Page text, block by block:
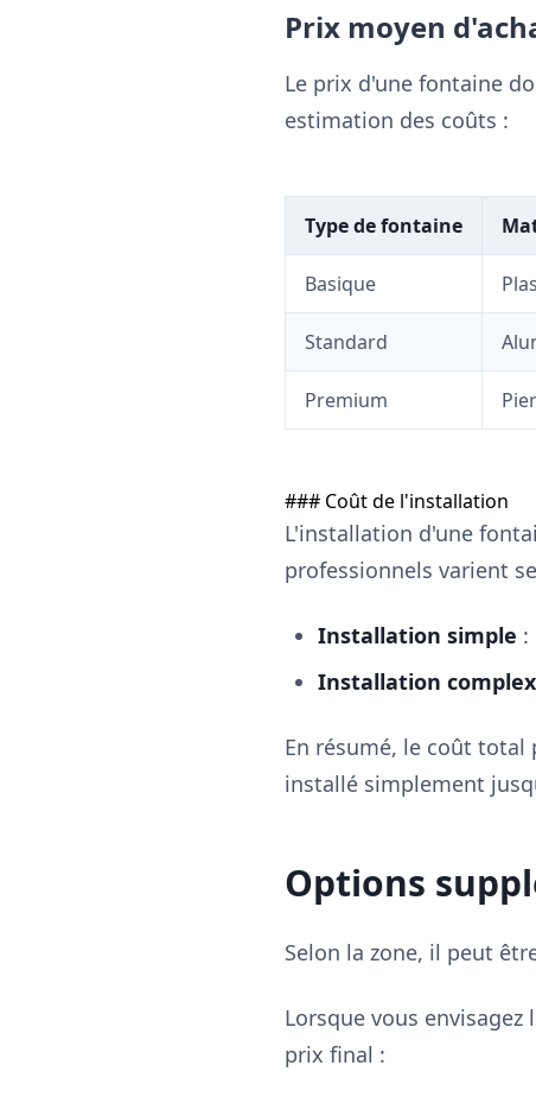
Prix moyen
Le prix d'une fontaine
estimation des coûts :
Type de fontaine
Basique
Standard
Premium
### Coût de l'installation
L'installation d'une
professionnels varient
Installation simple :
Installation
En résumé, le coût
installé simplement
Options
Selon la zone, il peut
Lorsque vous
prix final :